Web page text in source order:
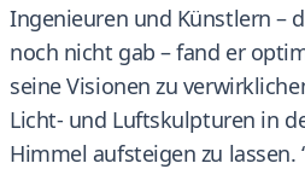
Ingenieuren und Künstlern –
noch nicht gab – fand er
seine Visionen zu
Licht- und Luftskulpturen in
Himmel aufsteigen zu lassen.